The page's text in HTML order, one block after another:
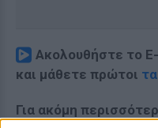
Ακολουθήστε το
και μάθετε πρώτοι
Για ακόμη